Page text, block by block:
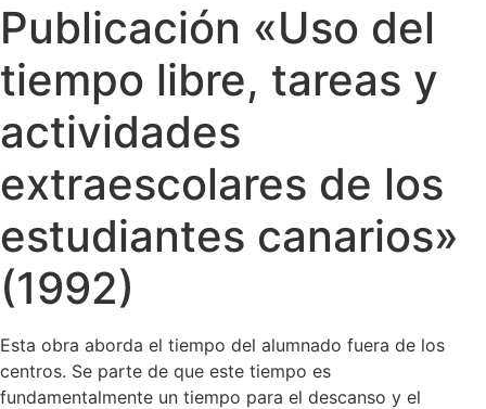
Publicación «Uso del
tiempo libre, tareas y
actividades
extraescolares de los
estudiantes canarios»
(1992)
Esta obra aborda el tiempo del alumnado fuera de los
centros. Se parte de que este tiempo es
fundamentalmente un tiempo para el descanso y el